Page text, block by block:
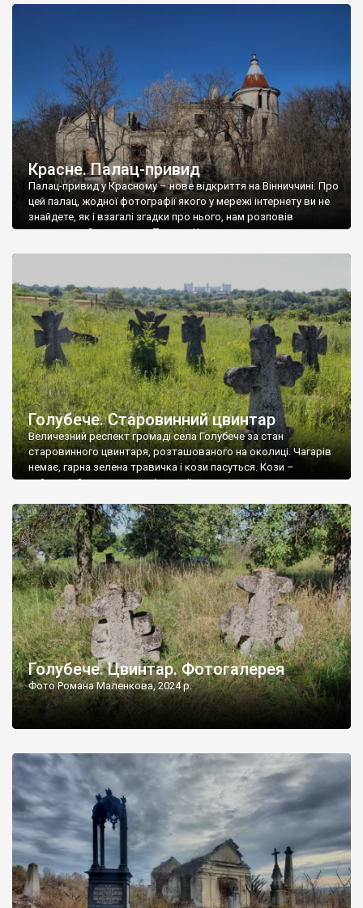
Красне. Палац-привид
Палац-привид у Красному – нове відкриття на Вінниччині. Про
цей палац, жодної фотографії якого у мережі інтернету ви не
знайдете, як і взагалі згадки про нього, нам розповів
мешканець Самгородка. Палац у Красному вразив не лише
Голубече. Старовинний цвинтар
Величезний респект громаді села Голубече за стан
старовинного цвинтаря, розташованого на околиці. Чагарів
немає, гарна зелена травичка і кози пасуться. Кози –
найкращий регулятор шкідливої, для старих кладовищ,
бруньками, кози ті бруньки обгризають, бо то улюблений
делікатес. На цвинтарі у Голубечому ціла колекція
різноманітних форм хрестів. Село відносно невелике, […]
Голубече. Цвинтар. Фотогалерея
Фото Романа Маленкова, 2024 р.